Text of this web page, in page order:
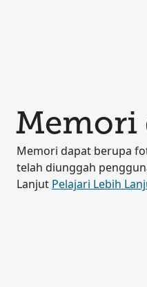
Memori
Memori dapat berupa
telah diunggah
Lanjut Pelajari Lebih